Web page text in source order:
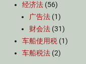
经济法 (56)
广告法 (1)
财会法 (31)
车船使用税 (1)
车船税法 (2)